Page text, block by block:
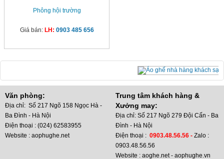
Phông hội trường
Giá bán: LH: 0903 485 656
Văn phòng:
Địa chỉ: Số 217 Ngõ 158 Ngọc Hà -
Ba Đình - Hà Nội
Điện thoại : (024) 62583955
Website : aophughe.net
Trung tâm khách hàng &
Xưởng may:
Địa chỉ: Số 217 Ngõ 279 Đội Cấn - Ba
Đình - Hà Nội
Điện thoại : 0903.48.56.56 - Zalo :
0903.48.56.56
Website : aoghe.net - aophughe.vn